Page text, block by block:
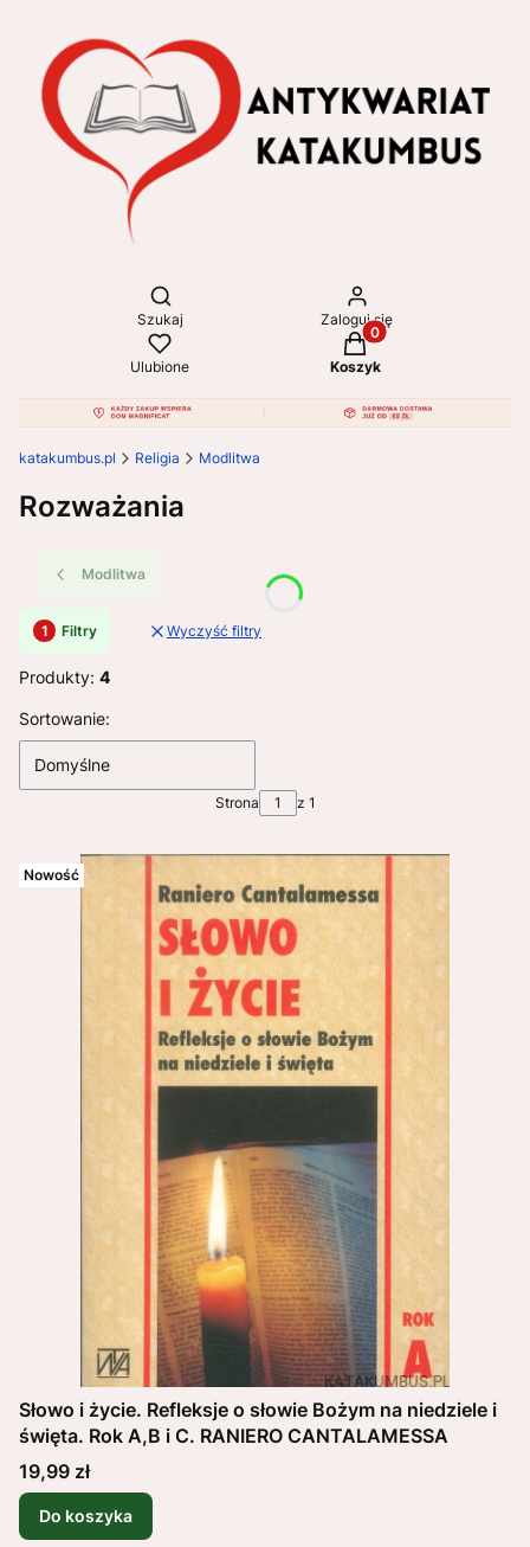
Otwórz wyszukiwarkę
Szukaj Zaloguj się
Ulubione
Produkty w koszyku:
Koszyk
katakumbus.pl Religia Modlitwa
Rozważania
Modlitwa
Filtry Wyczyść filtry
Produkty: 4
Lista produktów
Sortowanie:
Domyślne
Strona z 1
Nowość
Słowo i życie. Refleksje o słowie Bożym na niedziele i
święta. Rok A,B i C. RANIERO CANTALAMESSA
Cena
19,99 zł
Do koszyka